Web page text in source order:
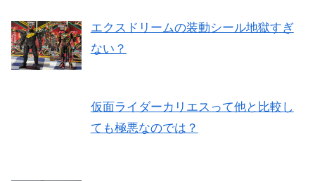
エクスドリームの装動シール地獄すぎ
ない？
仮面ライダーカリエスって他と比較し
ても極悪なのでは？